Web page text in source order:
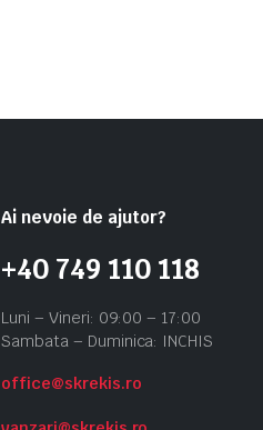
Ai nevoie de ajutor?
+40 749 110 118
Luni – Vineri: 09:00 – 17:00
Sambata – Duminica: INCHIS
office@skrekis.ro